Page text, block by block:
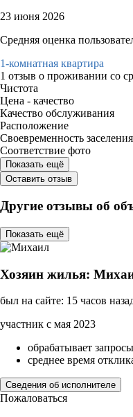
23 июня 2026
Средняя оценка
1-комнатная квартира
1 отзыв о проживании со
Чистота
Цена - качество
Качество обслуживания
Расположение
Своевременность заселения
Соответствие фото
Показать ещё
Оставить отзыв
Другие отзывы об
Показать ещё
Хозяин жилья:
был на сайте: 15 часов
участник с мая 2023
обрабатывает
среднее время
Сведения об исполнителе
Пожаловаться